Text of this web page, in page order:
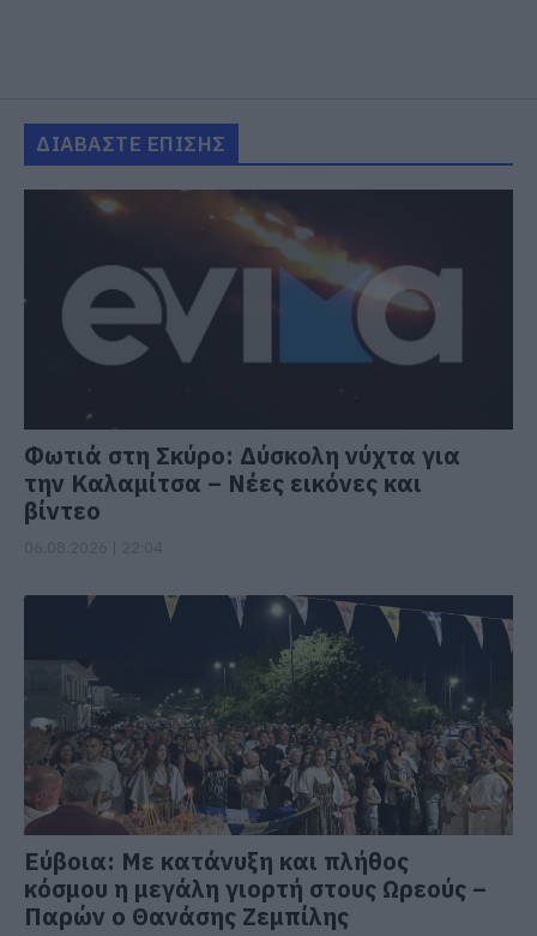
ΔΙΑΒΑΣΤΕ ΕΠΙΣΗΣ
Φωτιά στη Σκύρο: Δύσκολη νύχτα για
την Καλαμίτσα – Νέες εικόνες και
βίντεο
Εύβοια: Με κατάνυξη και πλήθος
κόσμου η μεγάλη γιορτή στους Ωρεούς –
Παρών ο Θανάσης Ζεμπίλης